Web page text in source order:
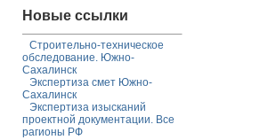
Новые ссылки
Строительно-техническое
обследование. Южно-
Сахалинск
Экспертиза смет Южно-
Сахалинск
Экспертиза изысканий
проектной документации. Все
рагионы РФ